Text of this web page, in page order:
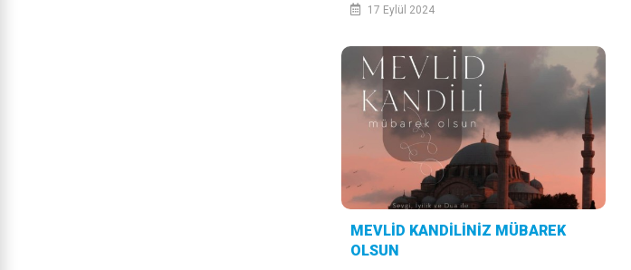
17 Eylül 2024
MEVLİD KANDİLİNİZ MÜBAREK
OLSUN